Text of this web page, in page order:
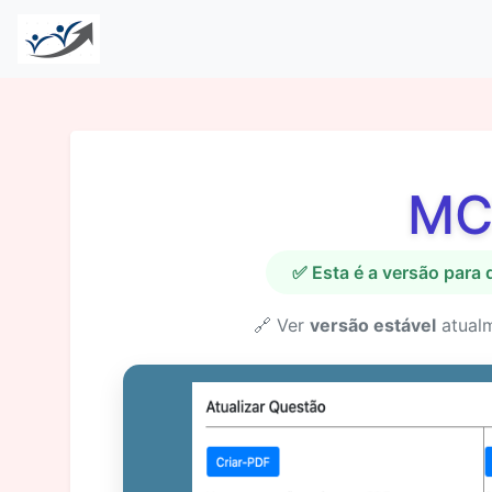
✅ Esta é a versão
🔗 Ver versão estável